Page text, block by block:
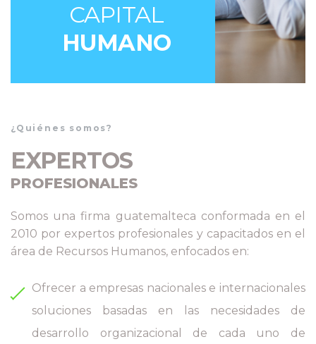
CAPITAL
HUMANO
¿Quiénes somos?
EXPERTOS
PROFESIONALES
Somos una firma guatemalteca conformada en el
2010 por expertos profesionales y capacitados en el
área de Recursos Humanos, enfocados en:
Ofrecer a empresas nacionales e internacionales
soluciones basadas en las necesidades de
desarrollo organizacional de cada uno de